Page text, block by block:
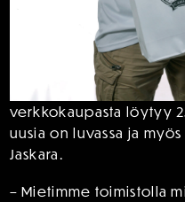
verkkokaupasta löytyy
uusia on luvassa ja
Jaskara.
– Mietimme toimistolla